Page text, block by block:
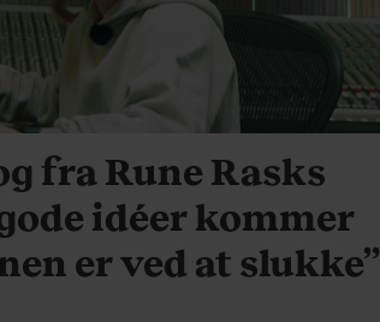
fra Rune Rasks
idéer kommer
er ved at slukke”